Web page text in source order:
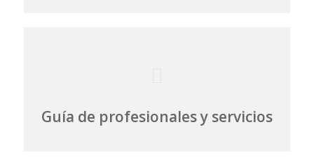
Guía de profesionales y servicios